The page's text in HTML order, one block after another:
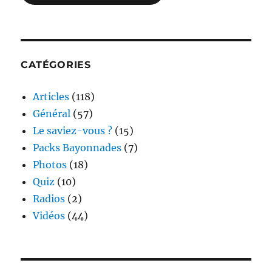
CATÉGORIES
Articles (118)
Général (57)
Le saviez-vous ? (15)
Packs Bayonnades (7)
Photos (18)
Quiz (10)
Radios (2)
Vidéos (44)